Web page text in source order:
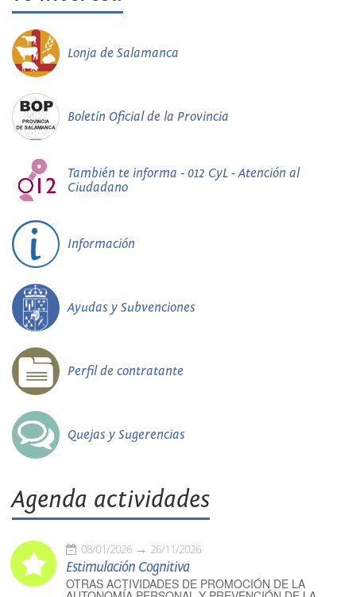
Lonja de Salamanca
Boletín Oficial de la Provincia
También te informa - 012 CyL - Atención al
Ciudadano
Información
Ayudas y Subvenciones
Perfil de contratante
Quejas y Sugerencias
Agenda actividades
08/01/2026 26/11/2026
Estimulación Cognitiva
OTRAS ACTIVIDADES DE PROMOCIÓN DE LA